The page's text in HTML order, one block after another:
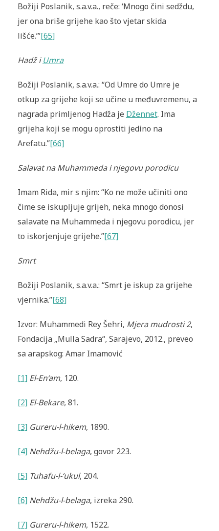
Božiji Poslanik, s.a.v.a., reče: ‘Mnogo čini sedždu,
jer ona briše grijehe kao što vjetar skida
lišće.’”[65]
Hadž iUmra
Božiji Poslanik, s.a.v.a.: “Od Umre do Umre je
otkup za grijehe koji se učine u međuvremenu, a
nagrada primljenog Hadža je Džennet. Ima
grijeha koji se mogu oprostiti jedino na
Arefatu.”[66]
Salavat na Muhammeda i njegovu porodicu
Imam Rida, mir s njim: “Ko ne može učiniti ono
čime se iskupljuje grijeh, neka mnogo donosi
salavate na Muhammeda i njegovu porodicu, jer
to iskorjenjuje grijehe.”[67]
Smrt
Božiji Poslanik, s.a.v.a.: “Smrt je iskup za grijehe
vjernika.”[68]
Izvor: Muhammedi Rey Šehri, Mjera mudrosti 2,
Fondacija „Mulla Sadra“, Sarajevo, 2012., preveo
sa arapskog: Amar Imamović
[1] El-En‘am, 120.
[2] El-Bekare, 81.
[3] Gureru-l-hikem, 1890.
[4] Nehdžu-l-belaga, govor 223.
[5] Tuhafu-l-‘ukul, 204.
[6] Nehdžu-l-belaga, izreka 290.
[7] Gureru-l-hikem, 1522.